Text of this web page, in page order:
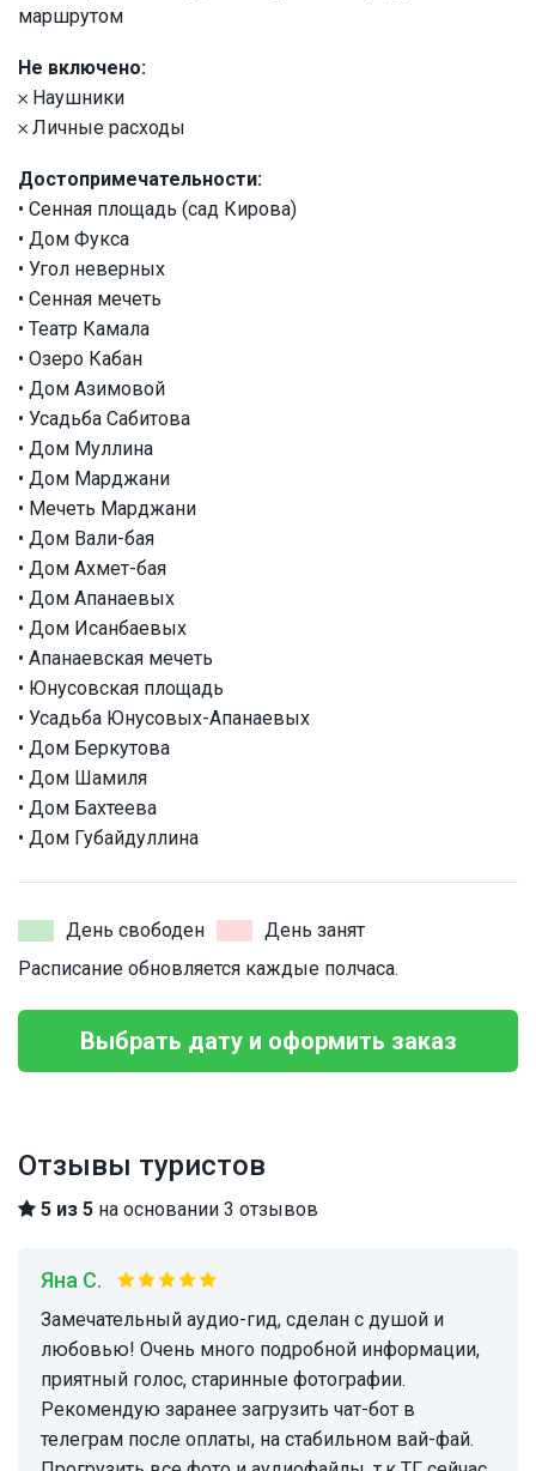
маршрутом
Не включено:
𐄂 Наушники
𐄂 Личные расходы
Достопримечательности:
• Сенная площадь (сад Кирова)
• Дом Фукса
• Угол неверных
• Сенная мечеть
• Театр Камала
• Озеро Кабан
• Дом Азимовой
• Усадьба Сабитова
• Дом Муллина
• Дом Марджани
• Мечеть Марджани
• Дом Вали-бая
• Дом Ахмет-бая
• Дом Апанаевых
• Дом Исанбаевых
• Апанаевская мечеть
• Юнусовская площадь
• Усадьба Юнусовых-Апанаевых
• Дом Беркутова
• Дом Шамиля
• Дом Бахтеева
• Дом Губайдуллина
День свободен
День занят
Расписание обновляется каждые полчаса.
Выбрать дату и оформить заказ
Отзывы туристов
5 из 5 на основании 3 отзывов
Яна С.
Замечательный аудио-гид, сделан с душой и
любовью! Очень много подробной информации,
приятный голос, старинные фотографии.
Рекомендую заранее загрузить чат-бот в
телеграм после оплаты, на стабильном вай-фай.